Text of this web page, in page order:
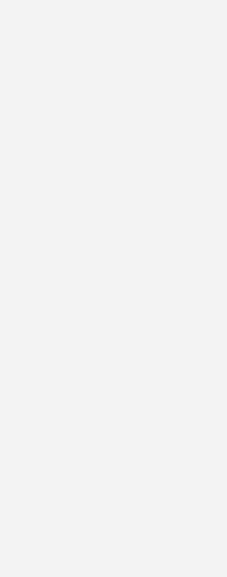
erzielen,
Rheumatologie und
Klinik in Bad Nauheim auf
am 14. und 15. März 2025 in
und